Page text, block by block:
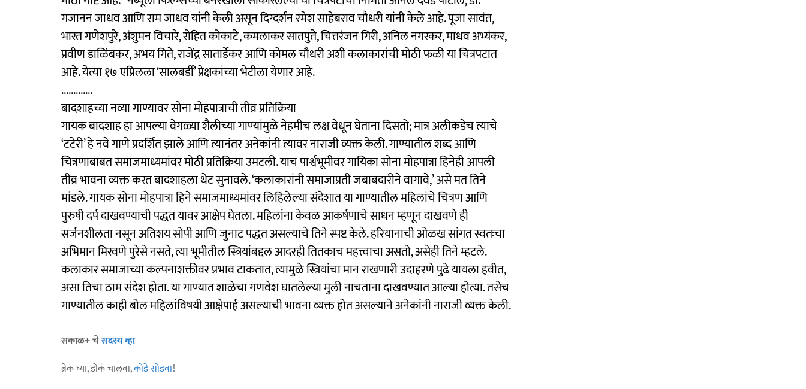
गजानन जाधव आणि राम जाधव यांनी केली असून दिग्दर्शन रमेश साहेबराव चौधरी यांनी केले आहे. पूजा सावंत,
भारत गणेशपुरे, अंशुमन विचारे, रोहित कोकाटे, कमलाकर सातपुते, चित्तरंजन गिरी, अनिल नगरकर, माधव अभ्यंकर,
प्रवीण डाळिंबकर, अभय गिते, राजेंद्र सातार्डेकर आणि कोमल चौधरी अशी कलाकारांची मोठी फळी या चित्रपटात
आहे. येत्या १७ एप्रिलला ‘सालबर्डी’ प्रेक्षकांच्या भेटीला येणार आहे.
.............
बादशाहच्या नव्या गाण्यावर सोना मोहपात्राची तीव्र प्रतिक्रिया
गायक बादशाह हा आपल्या वेगळ्या शैलीच्या गाण्यांमुळे नेहमीच लक्ष वेधून घेताना दिसतो; मात्र अलीकडेच त्याचे
‘टटेरी’ हे नवे गाणे प्रदर्शित झाले आणि त्यानंतर अनेकांनी त्यावर नाराजी व्यक्त केली. गाण्यातील शब्द आणि
चित्रणाबाबत समाजमाध्यमांवर मोठी प्रतिक्रिया उमटली. याच पार्श्वभूमीवर गायिका सोना मोहपात्रा हिनेही आपली
तीव्र भावना व्यक्त करत बादशाहला थेट सुनावले. ‘कलाकारांनी समाजाप्रती जबाबदारीने वागावे,’ असे मत तिने
मांडले. गायक सोना मोहपात्रा हिने समाजमाध्यमांवर लिहिलेल्या संदेशात या गाण्यातील महिलांचे चित्रण आणि
पुरुषी दर्प दाखवण्याची पद्धत यावर आक्षेप घेतला. महिलांना केवळ आकर्षणाचे साधन म्हणून दाखवणे ही
सर्जनशीलता नसून अतिशय सोपी आणि जुनाट पद्धत असल्याचे तिने स्पष्ट केले. हरियानाची ओळख सांगत स्वतःचा
अभिमान मिरवणे पुरेसे नसते, त्या भूमीतील स्त्रियांबद्दल आदरही तितकाच महत्त्वाचा असतो, असेही तिने म्हटले.
कलाकार समाजाच्या कल्पनाशक्तीवर प्रभाव टाकतात, त्यामुळे स्त्रियांचा मान राखणारी उदाहरणे पुढे यायला हवीत,
असा तिचा ठाम संदेश होता. या गाण्यात शाळेचा गणवेश घातलेल्या मुली नाचताना दाखवण्यात आल्या होत्या. तसेच
गाण्यातील काही बोल महिलांविषयी आक्षेपार्ह असल्याची भावना व्यक्त होत असल्याने अनेकांनी नाराजी व्यक्त केली.
सकाळ+ चेसदस्य व्हा
ब्रेक घ्या, डोकं चालवा,कोडे सोडवा!